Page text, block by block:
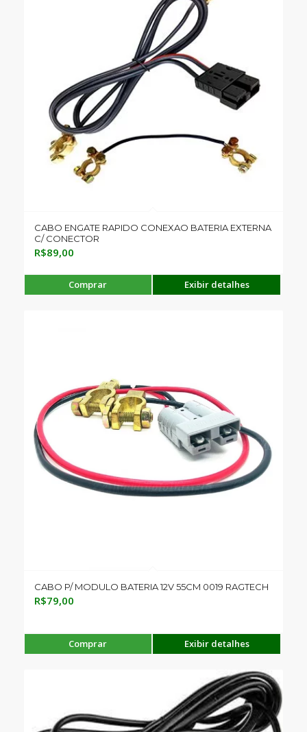
CABO ENGATE RAPIDO CONEXAO BATERIA EXTERNA
C/ CONECTOR
R$89,00
Comprar Exibir detalhes
CABO P/ MODULO BATERIA 12V 55CM 0019 RAGTECH
R$79,00
Comprar Exibir detalhes